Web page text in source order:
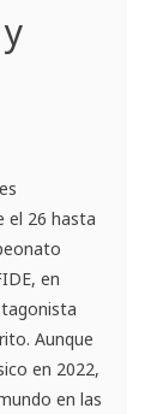
el 26 hasta
en
Aunque
en 2022,
en las